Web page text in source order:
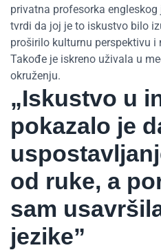
privatna profesorka
tvrdi da joj je to iskustvo bilo
proširilo kulturnu perspektivu
Takođe je iskreno uživala u
okruženju.
„Iskustvo u
pokazalo je
od ruke, a
sam
jezike”